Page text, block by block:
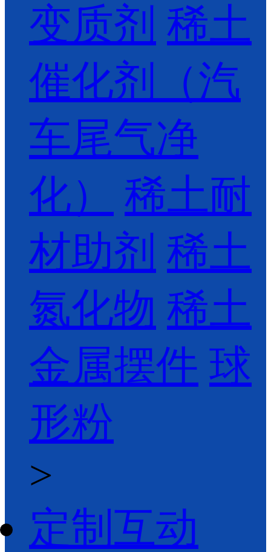
变质剂 稀土
催化剂（汽
车尾气净
化）
稀土耐
材助剂 稀土
氮化物 稀土
金属摆件 球
形粉
>
定制互动